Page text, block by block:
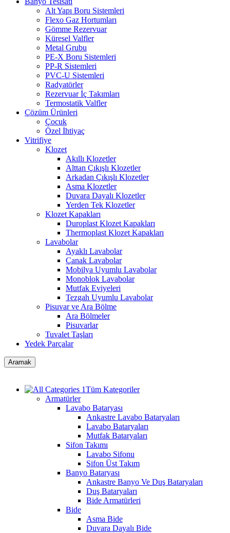
Alt Yapı Boru Sistemleri
Flexo Gaz Hortumları
Gömme Rezervuar
Küresel Valfler
Metal Grubu
PE-X Boru Sistemleri
PP-R Sistemleri
PVC-U Sistemleri
Radyatörler
Rezervuar İç Takımları
Termostatik Valfler
Çözüm Ürünleri
Çocuk
Özel İhtiyaç
Vitrifiye
Klozet
Akıllı Klozetler
Alttan Çıkışlı Klozetler
Arkadan Çıkışlı Klozetler
Asma Klozetler
Duvara Dayalı Klozetler
Yerden Tek Klozetler
Klozet Kapakları
Duroplast Klozet Kapakları
Thermoplast Klozet Kapakları
Lavabolar
Ayaklı Lavabolar
Çanak Lavabolar
Mobilya Uyumlu Lavabolar
Monoblok Lavabolar
Mutfak Eviyeleri
Tezgah Uyumlu Lavabolar
Pisuvar ve Ara Bölme
Ara Bölmeler
Pisuvarlar
Tuvalet Taşları
Yedek Parçalar
Aramak
Tüm Kategoriler
Armatürler
Lavabo Bataryası
Ankastre Lavabo Bataryaları
Lavabo Bataryaları
Mutfak Bataryaları
Sifon Takımı
Lavabo Sifonu
Sifon Üst Takım
Banyo Bataryası
Ankastre Banyo Ve Duş Bataryaları
Duş Bataryaları
Bide Armatürleri
Bide
Asma Bide
Duvara Dayalı Bide